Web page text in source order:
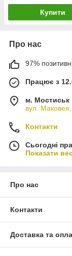
Купити
Про нас
97%
Працює з
м. Мостиськ
вул.
Контакти
Сьогодні
Показати
Про нас
Контакти
Доставка та